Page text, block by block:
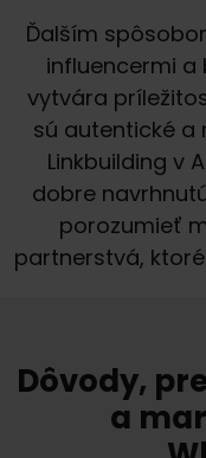
Ďalším
influencermi a
vytvára
sú autentické a
Linkbuilding v
dobre
porozumieť
partnerstvá,
Dôvody,
a